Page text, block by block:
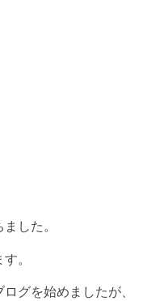
した。
。
グを始めましたが、